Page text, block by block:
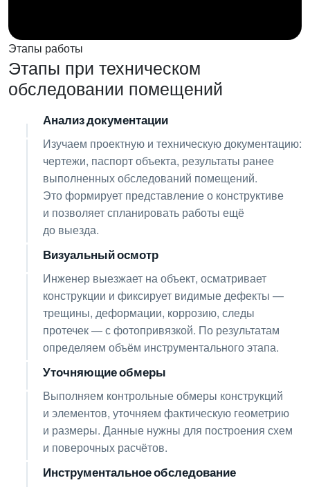
Этапы работы
Этапы при техническом
обследовании помещений
01 Анализ документации
Изучаем проектную и техническую документацию:
чертежи, паспорт объекта, результаты ранее
выполненных обследований помещений.
Это формирует представление о конструктиве
и позволяет спланировать работы ещё
до выезда.
Визуальный осмотр
Инженер выезжает на объект, осматривает
конструкции и фиксирует видимые дефекты —
трещины, деформации, коррозию, следы
протечек — с фотопривязкой. По результатам
определяем объём инструментального этапа.
Уточняющие обмеры
Выполняем контрольные обмеры конструкций
и элементов, уточняем фактическую геометрию
и размеры. Данные нужны для построения схем
и поверочных расчётов.
Инструментальное обследование